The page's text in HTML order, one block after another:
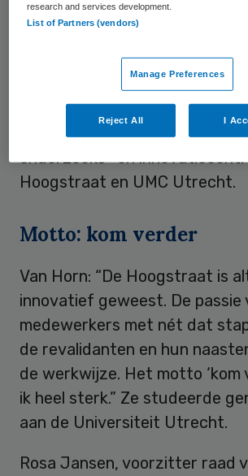
revalidatiecentrum voor
heeft een sterk inhoudelijk en
hoogspecialistisch profiel en
samenwerkt met
Revalidatiegeneeskunde
onderzoeks- en
Hoogstraat en UMC Utrecht.
Motto: kom verder
Van Horn: “De Hoogstraat is
innovatief geweest. De passie
medewerkers met nét dat
de revalidanten en hun
de werkwijze. Het motto ‘kom
ik heel sterk.” Ze studeerde
aan de Universiteit Utrecht.
Rosa Jansen, voorzitter raad
research and services development.
List of Partners (vendors)
Manage Preferences
Reject All I